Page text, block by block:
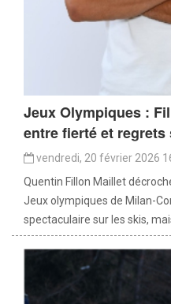
Jeux Olympiques :
entre fierté et
vendredi, 20 février 2026
Quentin Fillon Maillet
Jeux olympiques de Milan-
spectaculaire sur les skis,